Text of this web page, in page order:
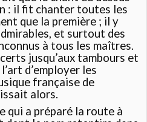
: il fit chanter toutes les
que la première ; il y
et surtout des
à tous les maîtres.
jusqu’aux tambours et
d’employer les
française de
alors.
qui a préparé la route à